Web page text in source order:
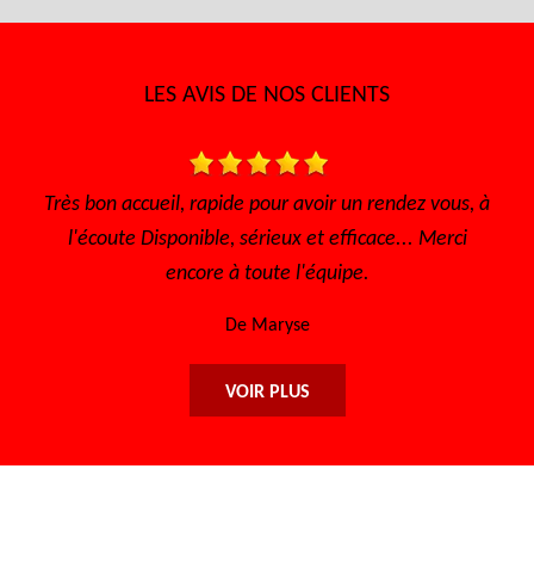
LES AVIS DE NOS CLIENTS
Très bon accueil Des gens consciencieux et
sympathique Très bon tarif
VOIR PLUS